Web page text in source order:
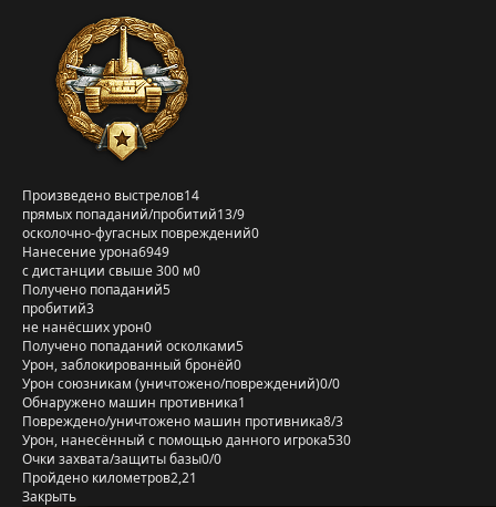
Произведено выстрелов14
прямых попаданий/пробитий13/9
осколочно-фугасных повреждений0
Нанесение урона6949
с дистанции свыше 300 м0
Получено попаданий5
пробитий3
не нанёсших урон0
Получено попаданий осколками5
Урон, заблокированный бронёй0
Урон союзникам (уничтожено/повреждений)0/0
Обнаружено машин противника1
Повреждено/уничтожено машин противника8/3
Урон, нанесённый с помощью данного игрока530
Очки захвата/защиты базы0/0
Пройдено километров2,21
Закрыть